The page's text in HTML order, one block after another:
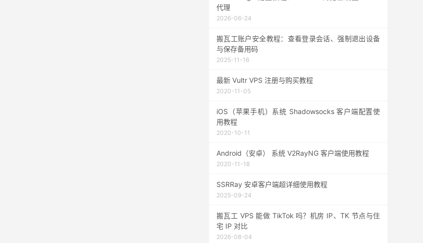
代理
2026-06-24
搬瓦工账户安全教程：查看登录会话、强制退出设备
与保存备用码
2025-11-16
最新 Vultr VPS 注册与购买教程
2020-11-05
iOS（苹果手机）系统 Shadowsocks 客户端配置使
用教程
2020-10-11
Android（安卓） 系统 V2RayNG 客户端使用教程
2020-11-18
SSRRay 安卓客户端超详细使用教程
2025-09-24
搬瓦工 VPS 能做 TikTok 吗？机房 IP、TK 节点与住
宅 IP 对比
2026-08-04